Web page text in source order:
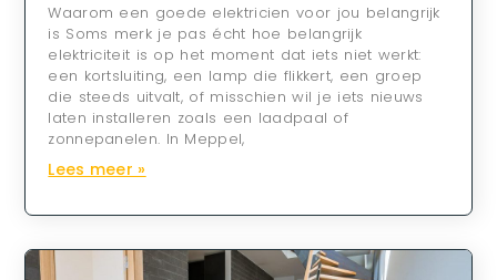
Waarom een goede elektricien voor jou belangrijk
is Soms merk je pas écht hoe belangrijk
elektriciteit is op het moment dat iets niet werkt:
een kortsluiting, een lamp die flikkert, een groep
die steeds uitvalt, of misschien wil je iets nieuws
laten installeren zoals een laadpaal of
zonnepanelen. In Meppel,
Lees meer »